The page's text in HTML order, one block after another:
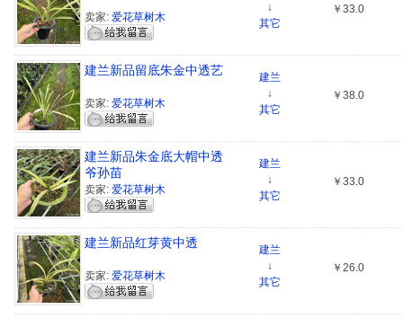
卖家: 爱花草树木
↓
其它
￥33.0
建兰新品留底朱金中透艺
卖家: 爱花草树木
建兰
↓
其它
￥38.0
建兰新品朱金底大帽中透
爷孙苗
卖家: 爱花草树木
建兰
↓
其它
￥33.0
建兰新品红芽黄中透
卖家: 爱花草树木
建兰
↓
其它
￥26.0